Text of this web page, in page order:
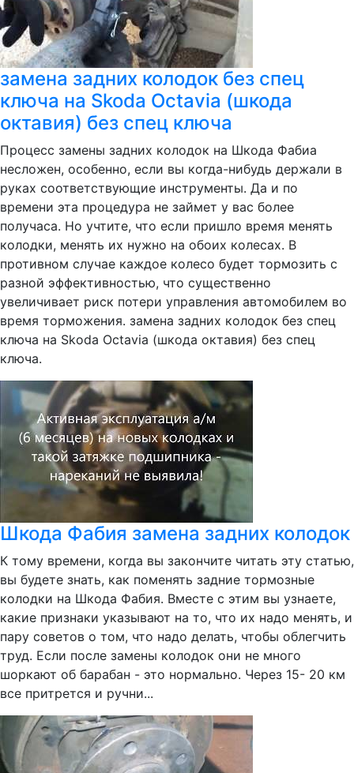
замена задних колодок без спец
ключа на Skoda Octavia (шкода
октавия) без спец ключа
Процесс замены задних колодок на Шкода Фабиа
несложен, особенно, если вы когда-нибудь держали в
руках соответствующие инструменты. Да и по
времени эта процедура не займет у вас более
получаса. Но учтите, что если пришло время менять
колодки, менять их нужно на обоих колесах. В
противном случае каждое колесо будет тормозить с
разной эффективностью, что существенно
увеличивает риск потери управления автомобилем во
время торможения. замена задних колодок без спец
ключа на Skoda Octavia (шкода октавия) без спец
ключа.
Шкода Фабия замена задних колодок
К тому времени, когда вы закончите читать эту статью,
вы будете знать, как поменять задние тормозные
колодки на Шкода Фабия. Вместе с этим вы узнаете,
какие признаки указывают на то, что их надо менять, и
пару советов о том, что надо делать, чтобы облегчить
труд. Если после замены колодок они не много
шоркают об барабан - это нормально. Через 15- 20 км
все притрется и ручни...